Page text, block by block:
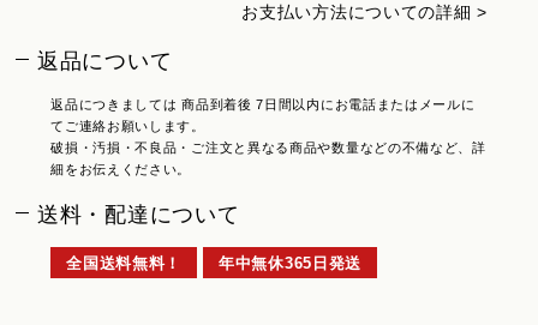
お支払い方法についての詳細 >
返品について
返品につきましては 商品到着後 7日間以内にお電話またはメールに
てご連絡お願いします。
破損・汚損・不良品・ご注文と異なる商品や数量などの不備など、詳
細をお伝えください。
送料・配達について
全国送料無料！ 年中無休365日発送